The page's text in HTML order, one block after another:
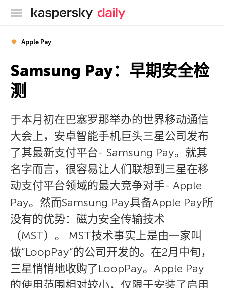
卡巴斯基官方博客
Apple Pay
Samsung Pay：早期安全检
测
于本月初在巴塞罗那举办的世界移动通信
大会上，安卓智能手机巨头三星公司发布
了其最新支付平台- Samsung Pay。就其
名字而言，很容易让人们联想到三星在移
动支付平台领域的最大竞争对手- Apple
Pay。然而Samsung Pay具备Apple Pay所
没有的优势：磁力安全传输技术
（MST）。 MST技术事实上是由一家叫
做”LoopPay”的公司开发的。在2月中旬，
三星悄悄地收购了LoopPay。Apple Pay
的使用范围相对较小，仅限于安装了启用